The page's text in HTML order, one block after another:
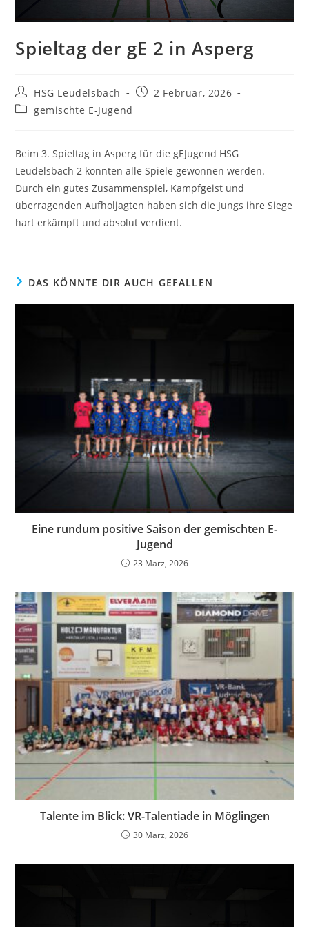
Spieltag der gE 2 in Asperg
Beitrags-
Autor:
HSG Leudelsbach
Beitrag2 Februar, 2026
Beitrags-
gemischte E-Jugend
Beim 3. Spieltag in Asperg für die gEJugend HSG
Leudelsbach 2 konnten alle Spiele gewonnen werden.
Durch ein gutes Zusammenspiel, Kampfgeist und
überragenden Aufholjagten haben sich die Jungs ihre Siege
hart erkämpft und absolut verdient.
DAS KÖNNTE DIR AUCH GEFALLEN
Eine rundum positive Saison der gemischten E-
Jugend
23 März, 2026
Talente im Blick: VR-Talentiade in Möglingen
30 März, 2026